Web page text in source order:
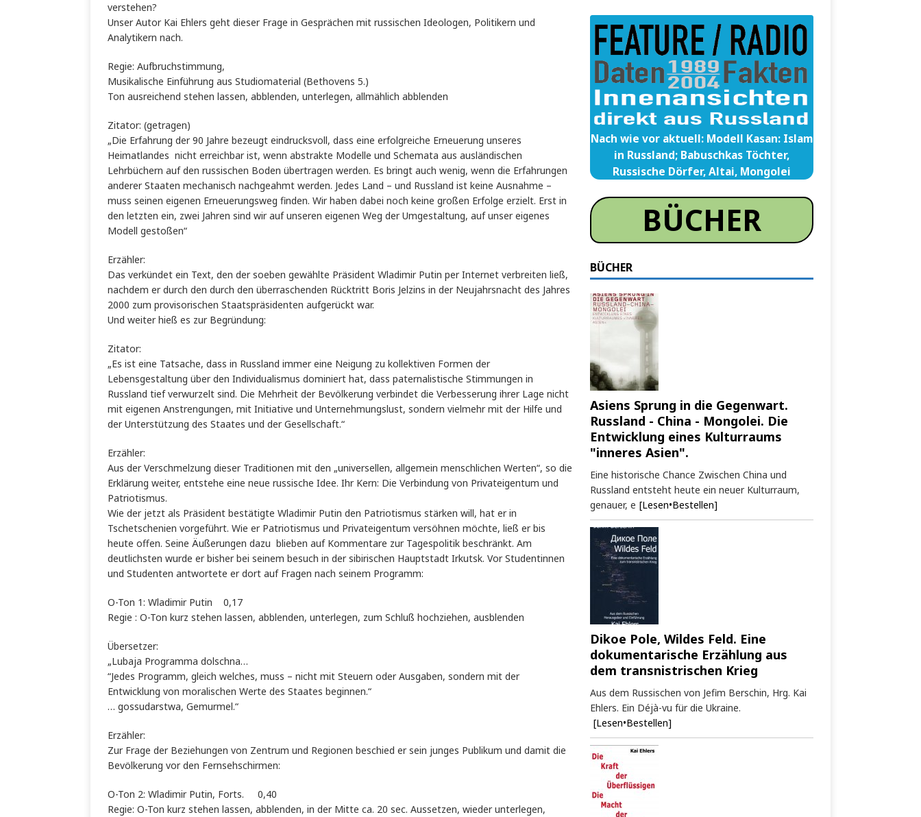
verstehen?
Unser Autor Kai Ehlers geht dieser Frage in Gesprächen mit russischen Ideologen, Politikern und
Analytikern nach.
Regie: Aufbruchstimmung,
Musikalische Einführung aus Studiomaterial (Bethovens 5.)
Ton ausreichend stehen lassen, abblenden, unterlegen, allmählich abblenden
Zitator: (getragen)
„Die Erfahrung der 90 Jahre bezeugt eindrucksvoll, dass eine erfolgreiche Erneuerung unseres
Heimatlandes nicht erreichbar ist, wenn abstrakte Modelle und Schemata aus ausländischen
Lehrbüchern auf den russischen Boden übertragen werden. Es bringt auch wenig, wenn die Erfahrungen
anderer Staaten mechanisch nachgeahmt werden. Jedes Land – und Russland ist keine Ausnahme –
muss seinen eigenen Erneuerungsweg finden. Wir haben dabei noch keine großen Erfolge erzielt. Erst in
den letzten ein, zwei Jahren sind wir auf unseren eigenen Weg der Umgestaltung, auf unser eigenes
Modell gestoßen“
Erzähler:
Das verkündet ein Text, den der soeben gewählte Präsident Wladimir Putin per Internet verbreiten ließ,
nachdem er durch den durch den überraschenden Rücktritt Boris Jelzins in der Neujahrsnacht des Jahres
2000 zum provisorischen Staatspräsidenten aufgerückt war.
Und weiter hieß es zur Begründung:
Zitator:
„Es ist eine Tatsache, dass in Russland immer eine Neigung zu kollektiven Formen der
Lebensgestaltung über den Individualismus dominiert hat, dass paternalistische Stimmungen in
Russland tief verwurzelt sind. Die Mehrheit der Bevölkerung verbindet die Verbesserung ihrer Lage nicht
mit eigenen Anstrengungen, mit Initiative und Unternehmungslust, sondern vielmehr mit der Hilfe und
der Unterstützung des Staates und der Gesellschaft.“
Erzähler:
Aus der Verschmelzung dieser Traditionen mit den „universellen, allgemein menschlichen Werten“, so die
Erklärung weiter, entstehe eine neue russische Idee. Ihr Kern: Die Verbindung von Privateigentum und
Patriotismus.
Wie der jetzt als Präsident bestätigte Wladimir Putin den Patriotismus stärken will, hat er in
Tschetschenien vorgeführt. Wie er Patriotismus und Privateigentum versöhnen möchte, ließ er bis
heute offen. Seine Äußerungen dazu blieben auf Kommentare zur Tagespolitik beschränkt. Am
deutlichsten wurde er bisher bei seinem besuch in der sibirischen Hauptstadt Irkutsk. Vor Studentinnen
und Studenten antwortete er dort auf Fragen nach seinem Programm:
O-Ton 1: Wladimir Putin 0,17
Regie : O-Ton kurz stehen lassen, abblenden, unterlegen, zum Schluß hochziehen, ausblenden
Übersetzer:
„Lubaja Programma dolschna…
“Jedes Programm, gleich welches, muss – nicht mit Steuern oder Ausgaben, sondern mit der
Entwicklung von moralischen Werte des Staates beginnen.“
… gossudarstwa, Gemurmel.“
Erzähler:
Zur Frage der Beziehungen von Zentrum und Regionen beschied er sein junges Publikum und damit die
Bevölkerung vor den Fernsehschirmen:
O-Ton 2: Wladimir Putin, Forts. 0,40
Regie: O-Ton kurz stehen lassen, abblenden, in der Mitte ca. 20 sec. Aussetzen, wieder unterlegen,
Nach wie vor aktuell: Modell Kasan: Islam
in Russland; Babuschkas Töchter,
Russische Dörfer, Altai, Mongolei
BÜCHER
BÜCHER
Asiens Sprung in die Gegenwart.
Russland - China - Mongolei. Die
Entwicklung eines Kulturraums
"inneres Asien".
Eine historische Chance Zwischen China und
Russland entsteht heute ein neuer Kulturraum,
genauer, e [Lesen•Bestellen]
Dikoe Pole, Wildes Feld. Eine
dokumentarische Erzählung aus
dem transnistrischen Krieg
Aus dem Russischen von Jefim Berschin, Hrg. Kai
Ehlers. Ein Déjà-vu für die Ukraine.
[Lesen•Bestellen]